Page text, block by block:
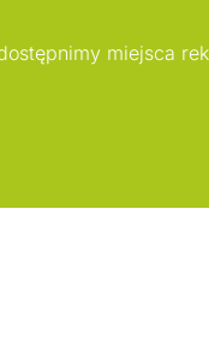
miejsca